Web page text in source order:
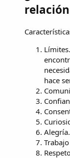
hace